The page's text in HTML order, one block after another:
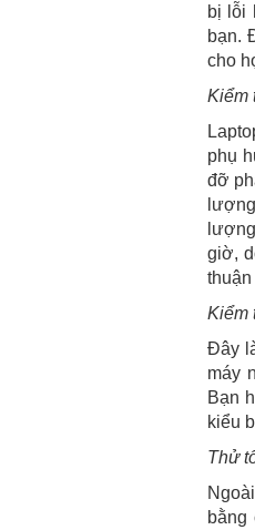
bị lỗi
bạn.
cho
Kiểm
phụ
đỡ
giờ,
Kiểm
Đây
máy
Bạn
kiểu
Thử
bằng